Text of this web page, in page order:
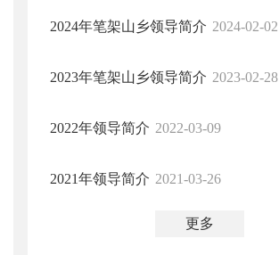
2024年笔架山乡领导简介 2024-02-02
2023年笔架山乡领导简介 2023-02-28
2022年领导简介 2022-03-09
2021年领导简介 2021-03-26
更多